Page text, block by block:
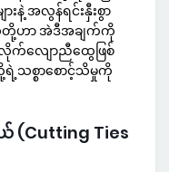
းနဲ့ အလွန်ရင်းနှီးစွာ
တို့ဟာ အဲဒီအချက်ကို
က်လျောညီထွေဖြစ်
ရဲ့သစ္စာစောင့်သိမှုကို
Ties